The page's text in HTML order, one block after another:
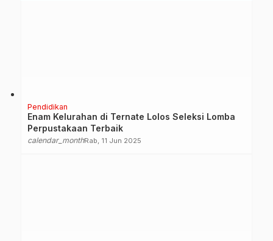
Pendidikan
Enam Kelurahan di Ternate Lolos Seleksi Lomba
Perpustakaan Terbaik
calendar_monthRab, 11 Jun 2025